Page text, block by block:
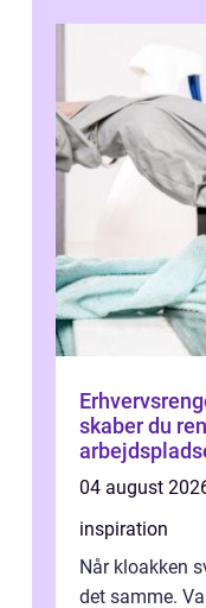
skaber du
04 august
inspiration
Når kloakken
det samme.